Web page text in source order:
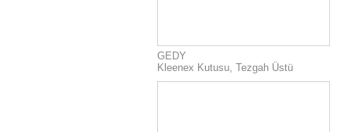
GEDY
Kleenex Kutusu, Tezgah Üstü